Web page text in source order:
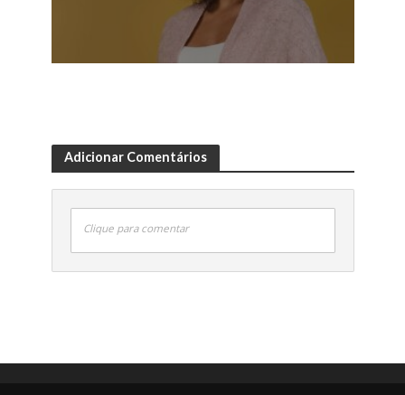
Adicionar Comentários
Clique para comentar